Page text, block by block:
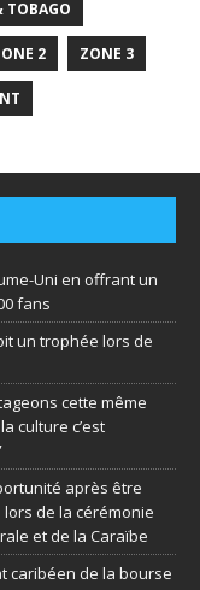
TOBAGO
2 ZONE 3
Uni en offrant un
fans
un trophée lors de
cette même
culture c’est
après être
de la cérémonie
et de la Caraïbe
caribéen de la bourse